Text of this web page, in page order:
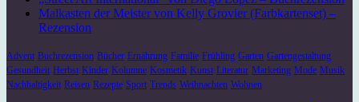
Malkasten der Meister von Kelly Grovier (Farbkartenset) –
Rezension
Advent Buchrezension Bücher Ernährung Familie Frühling Garten Gartengestaltung
Gesundheit Herbst Kinder Kolumne Kosmetik Kunst Literatur Marketing Mode Musik
Nachhaltigkeit Reisen Rezepte Sport Trends Weihnachten Wohnen